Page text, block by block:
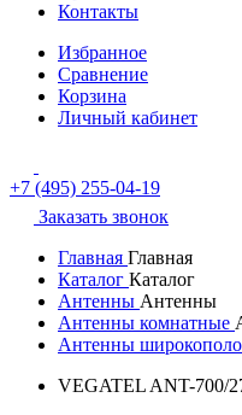
Контакты
Избранное
Сравнение
Корзина
Личный кабинет
+7 (495) 255-04-19
Заказать звонок
Главная Главная
Каталог Каталог
Антенны Антенны
Антенны комнатные
Антенны
VEGATEL ANT-700/